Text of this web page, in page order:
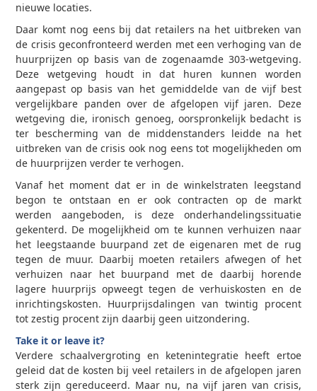
nieuwe locaties.
Daar komt nog eens bij dat retailers na het uitbreken van
de crisis geconfronteerd werden met een verhoging van de
huurprijzen op basis van de zogenaamde 303-wetgeving.
Deze wetgeving houdt in dat huren kunnen worden
aangepast op basis van het gemiddelde van de vijf best
vergelijkbare panden over de afgelopen vijf jaren. Deze
wetgeving die, ironisch genoeg, oorspronkelijk bedacht is
ter bescherming van de middenstanders leidde na het
uitbreken van de crisis ook nog eens tot mogelijkheden om
de huurprijzen verder te verhogen.
Vanaf het moment dat er in de winkelstraten leegstand
begon te ontstaan en er ook contracten op de markt
werden aangeboden, is deze onderhandelingssituatie
gekenterd. De mogelijkheid om te kunnen verhuizen naar
het leegstaande buurpand zet de eigenaren met de rug
tegen de muur. Daarbij moeten retailers afwegen of het
verhuizen naar het buurpand met de daarbij horende
lagere huurprijs opweegt tegen de verhuiskosten en de
inrichtingskosten. Huurprijsdalingen van twintig procent
tot zestig procent zijn daarbij geen uitzondering.
Take it or leave it?
Verdere schaalvergroting en ketenintegratie heeft ertoe
geleid dat de kosten bij veel retailers in de afgelopen jaren
sterk zijn gereduceerd. Maar nu, na vijf jaren van crisis,